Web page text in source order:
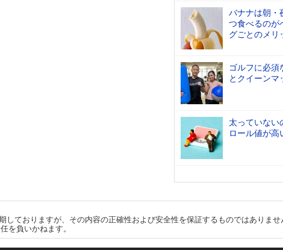
バナナは朝・
つ食べるのが
グごとのメリ
ゴルフに必須
とクイーンマ
太っていない
ロール値が高
ておりますが、その内容の正確性および安全性を保証するものではありま
を負いかねます。